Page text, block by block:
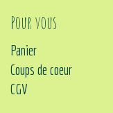
Pour vous
Panier
Coups de coeur
CGV